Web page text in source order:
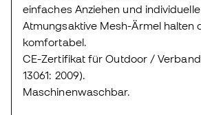
einfaches Anziehen und individuelle
Atmungsaktive Mesh-Ärmel halten
komfortabel.
CE-Zertifikat für Outdoor /
13061: 2009).
Maschinenwaschbar.